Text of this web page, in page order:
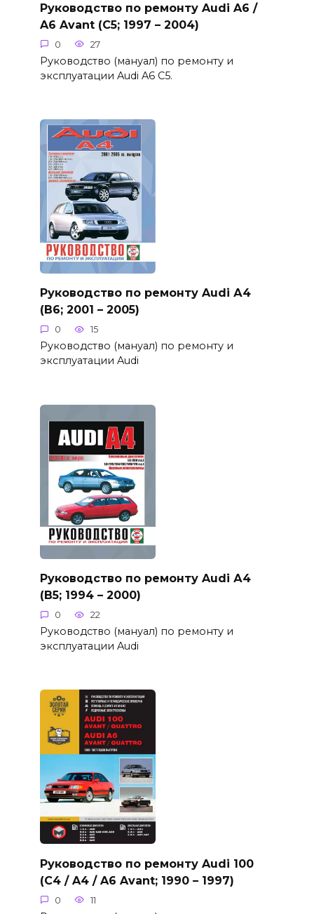
Руководство по ремонту Audi A6 /
A6 Avant (C5; 1997 – 2004)
0 27
Руководство (мануал) по ремонту и
эксплуатации Audi A6 C5.
Руководство по ремонту Audi А4
(B6; 2001 – 2005)
0 15
Руководство (мануал) по ремонту и
эксплуатации Audi
Руководство по ремонту Audi А4
(B5; 1994 – 2000)
0 22
Руководство (мануал) по ремонту и
эксплуатации Audi
Руководство по ремонту Audi 100
(C4 / A4 / A6 Avant; 1990 – 1997)
0 11